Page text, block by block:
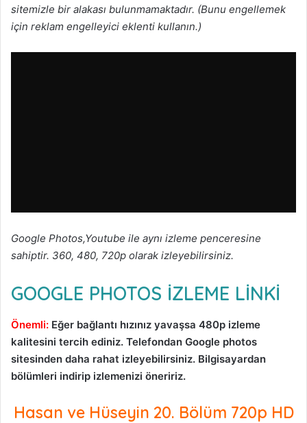
sitemizle bir alakası bulunmamaktadır. (Bunu engellemek
için reklam engelleyici eklenti kullanın.)
Google Photos,Youtube ile aynı izleme penceresine
sahiptir. 360, 480, 720p olarak izleyebilirsiniz.
GOOGLE PHOTOS İZLEME LİNKİ
Önemli: Eğer bağlantı hızınız yavaşsa 480p izleme
kalitesini tercih ediniz. Telefondan Google photos
sitesinden daha rahat izleyebilirsiniz. Bilgisayardan
bölümleri indirip izlemenizi öneririz.
Hasan ve Hüseyin 20. Bölüm 720p HD